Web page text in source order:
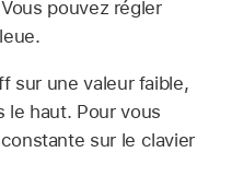
pouvez régler
sur une valeur faible,
le haut. Pour vous
sur le clavier